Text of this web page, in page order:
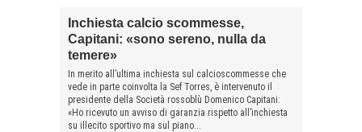
Inchiesta calcio scommesse,
Capitani: «sono sereno, nulla da
temere»
In merito all’ultima inchiesta sul calcioscommesse che
vede in parte coinvolta la Sef Torres, è intervenuto il
presidente della Società rossoblù Domenico Capitani:
«Ho ricevuto un avviso di garanzia rispetto all’inchiesta
su illecito sportivo ma sul piano...